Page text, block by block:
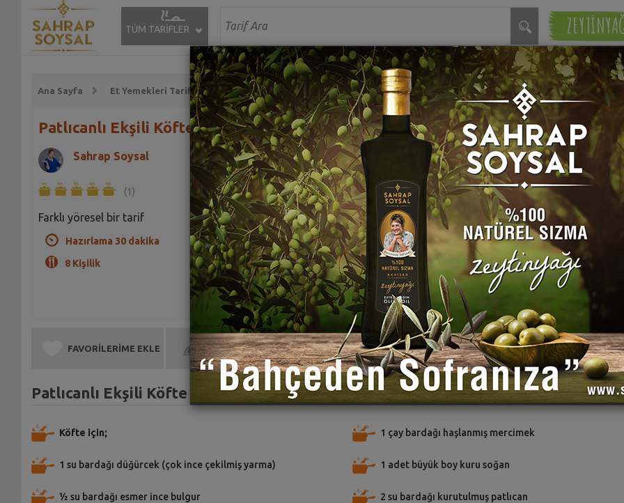
TÜM TARİFLER
Ana Sayfa Et Yemekleri Tarifleri Köfte Tarifleri
Patlıcanlı Ekşili Köfte Tarifi
Sahrap Soysal
(1)
Farklı yöresel bir tarif
Hazırlama 30 dakika
8 Kişilik
FAVORİLERİME EKLE BEN DE YAPTIM TARİFE PUAN VER TARİFİ PAYLAŞ TARİFİ
Patlıcanlı Ekşili Köfte Tarifi için Malzemeler
Köfte için;
1 su bardağı düğürcek (çok ince çekilmiş yarma)
½ su bardağı esmer ince bulgur
1 çay bardağı haşlanmış mercimek
1 adet büyük boy kuru soğan
2 su bardağı kurutulmuş patlıcan